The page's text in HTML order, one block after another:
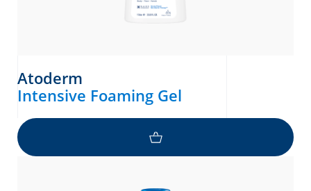
Atoderm
Intensive Foaming Gel